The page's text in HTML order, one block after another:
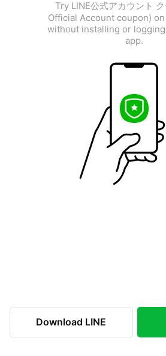
Try LINE公式アカウント
Official Account coupon)
without installing or
app.
Download LINE